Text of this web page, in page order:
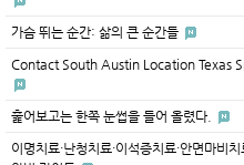
가슴 뛰는 순간: 삶의 큰 순간들
Contact South Austin Location Texas
훑어보고는 한쪽 눈썹을 들어 올렸다.
이명치료·난청치료·이석증치료·안면마비